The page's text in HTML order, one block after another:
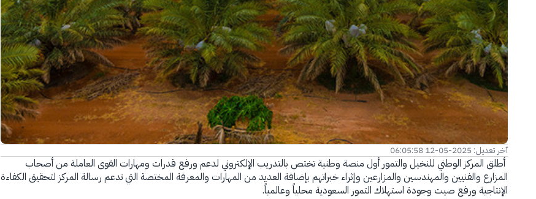
آخر تعديل: 2025-05-12 06:05:58
أطلق المركز الوطني للنخيل والتمور أول منصة وطنية تختص بالتدريب الإلكتروني لدعم ورفع قدرات ومهارات القوى العاملة من أصحاب
المزارع والفنيين والمهندسين والمزارعين وإثراء خبراتهم بإضافة العديد من المهارات والمعرفة المختصة التي تدعم رسالة المركز لتحقيق الكفاءة
الإنتاجية ورفع صيت وجودة استهلاك التمور السعودية محلياً وعالمياً.